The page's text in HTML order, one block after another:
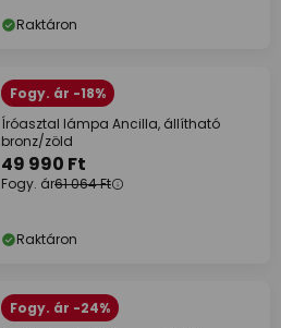
Raktáron
Fogy. ár -18%
Íróasztal lámpa Ancilla, állítható
bronz/zöld
49 990 Ft
Fogy. ár61 064 Ft
Raktáron
Fogy. ár -24%